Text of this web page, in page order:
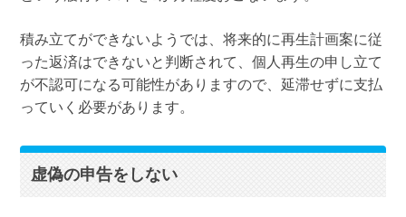
積み立てができないようでは、将来的に再生計画案に従
った返済はできないと判断されて、個人再生の申し立て
が不認可になる可能性がありますので、延滞せずに支払
っていく必要があります。
虚偽の申告をしない